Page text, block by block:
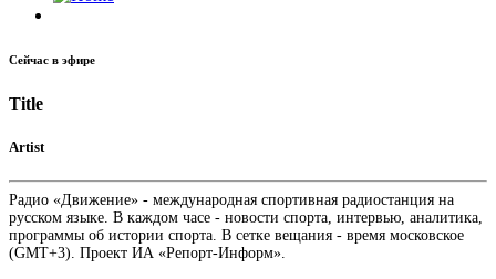
Сейчас в эфире
Title
Artist
Радио «Движение» - международная спортивная радиостанция на
русском языке. В каждом часе - новости спорта, интервью, аналитика,
программы об истории спорта. В сетке вещания - время московское
(GMT+3). Проект ИА «Репорт-Информ».